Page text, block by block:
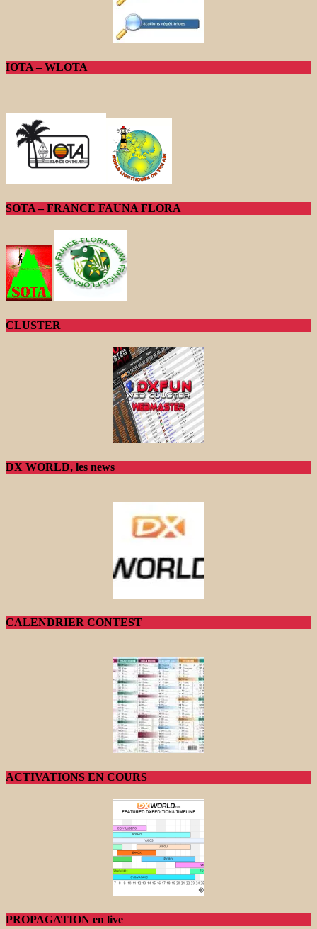
IOTA – WLOTA
SOTA – FRANCE FAUNA FLORA
CLUSTER
DX WORLD, les news
CALENDRIER CONTEST
ACTIVATIONS EN COURS
PROPAGATION en live